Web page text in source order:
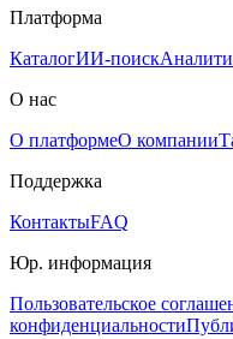
Платформа
КаталогИИ-поиск
О нас
О платформеО компании
Поддержка
КонтактыFAQ
Юр. информация
Пользовательское
конфиденциальности